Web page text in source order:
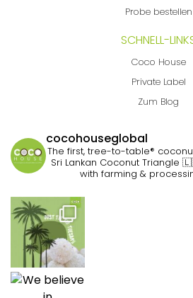
Probe bestellen
SCHNELL-
Coco House
Private Label
Zum Blog
cocohouseglobal
The first, tree-to-table®
Sri Lankan Coconut Triangle
with farming &